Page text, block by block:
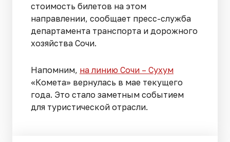
стоимость билетов на этом
направлении, сообщает пресс-служба
департамента транспорта и дорожного
хозяйства Сочи.
Напомним, на линию Сочи – Сухум
«Комета» вернулась в мае текущего
года. Это стало заметным событием
для туристической отрасли.